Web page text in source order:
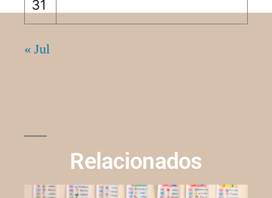
31
« Jul
Relacionados